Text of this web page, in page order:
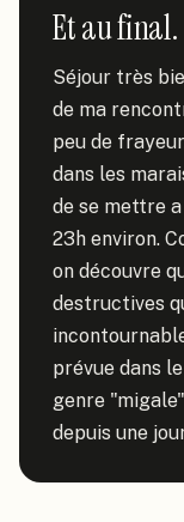
Et au final.
Séjour très
de ma
peu de
dans les
de se mettre
23h environ.
on découvre
destructives
prévue dans
genre
depuis une